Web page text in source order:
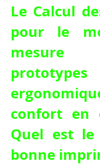
Le Calcul
pour le
prototypes
confort en
Quel est
bonne